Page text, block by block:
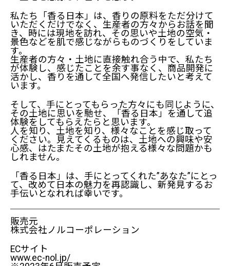
私たち「香る日本」は、香りの原料をただ分けて
いただくだけでなく、生産者の方々からお話を聞
き、時には現地を訪れ、その思いや土地の空気・
景色などを肌で感じながらものづくりをしていま
す。
生産者の方々・土地に直接触れ合う中で、私たち
が体験し、感じたことを余す事なく、商品開発に
活かし、香りを通して全国へ発信したいと考えて
います。
そして、手にとってもらった方々にも同じように、
その土地に思いを馳せ、「香る日本」を通して追
体験をしてもらえたらと思います。
人を知り、土地を知り、様々なことを感じ取って
ください。見えてくるものは、土地への興味や安
心感、はたまたその土地が抱える様々な問題かも
しれません。
「香る日本」は、手にとってくれた”あなた”にとっ
て、改めて日本の魅力を再認識し、新発見するお
手伝いとなれれば幸いです。
販売元
株式会社ノルコーポレーション
ECサイト
www.ec-nol.jp/